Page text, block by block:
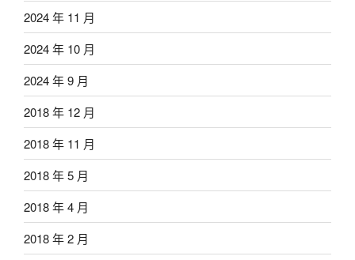
2024 年 11 月
2024 年 10 月
2024 年 9 月
2018 年 12 月
2018 年 11 月
2018 年 5 月
2018 年 4 月
2018 年 2 月